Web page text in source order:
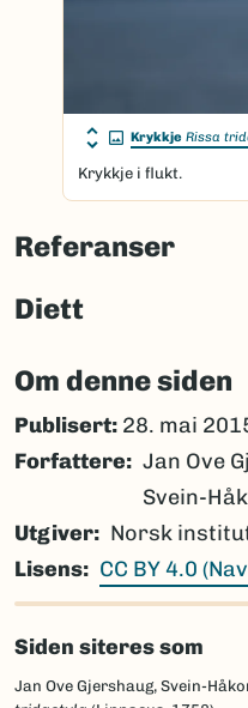
Krykkje Rissa
Krykkje i flukt.
Referanser
Diett
Om denne siden
Publisert: 28. mai
Forfattere
Jan Ove
Svein-
Utgiver
Norsk
Lisens
CC BY 4.0
Siden siteres som
Jan Ove Gjershaug, Svein-